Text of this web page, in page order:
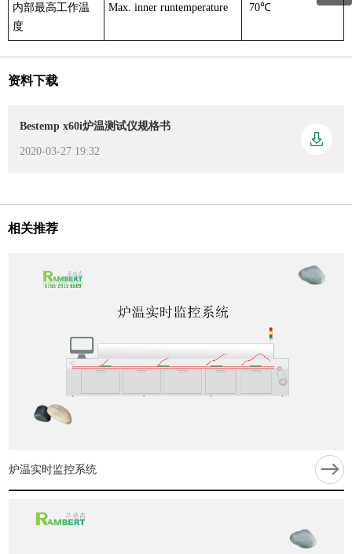
内部最高工作温
度
Max. inner runtemperature 70℃
资料下载
Bestemp x60i炉温测试仪规格书
2020-03-27 19:32
相关推荐
炉温实时监控系统